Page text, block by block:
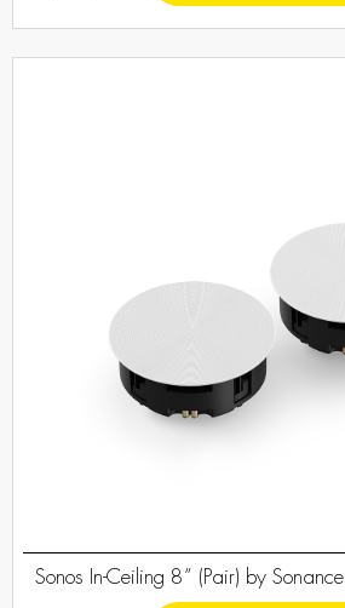
Sonos In-Ceiling 8” (Pair) by Sonance